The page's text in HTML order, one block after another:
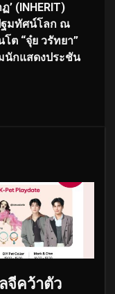
(INHERIT)
ฐมทัศน์โลก ณ
ต “จุ๋ย วรัทยา”
กแสดงประชัน
จีคว้าตัว